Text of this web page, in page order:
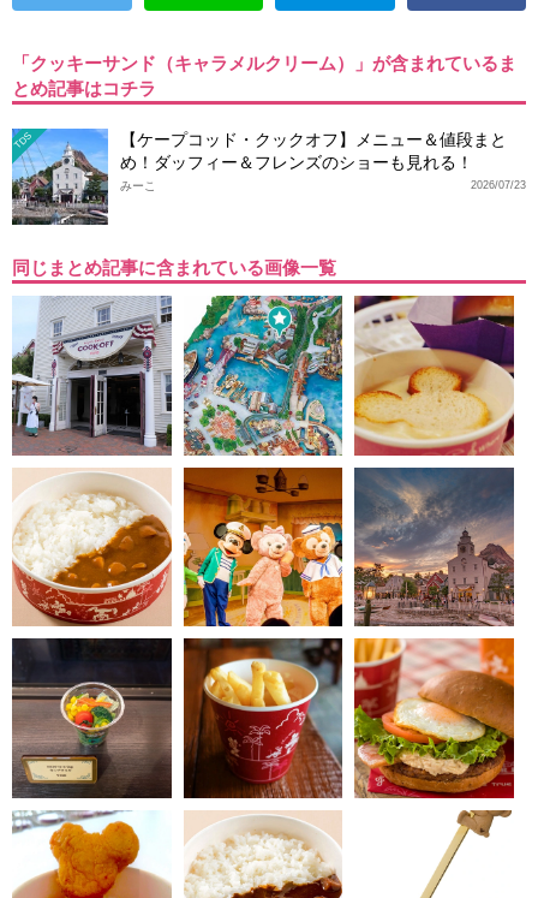
「クッキーサンド（キャラメルクリーム）」が含まれているま
とめ記事はコチラ
TDS
【ケープコッド・クックオフ】メニュー＆値段まと
め！ダッフィー＆フレンズのショーも見れる！
2026/07/23
みーこ
同じまとめ記事に含まれている画像一覧